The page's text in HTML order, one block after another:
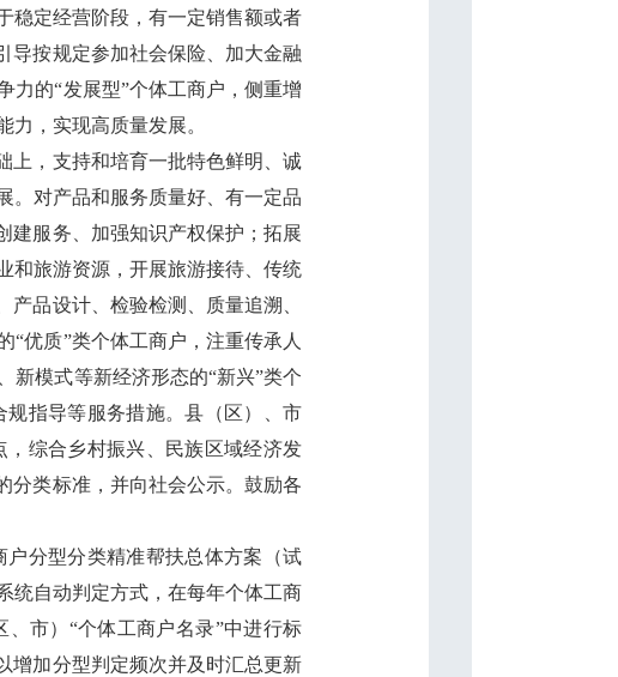
稳定经营阶段，有一定销售额或者
导按规定参加社会保险、加大金融
力的“发展型”个体工商户，侧重增
，实现高质量发展。
，支持和培育一批特色鲜明、诚
。对产品和服务质量好、有一定品
建服务、加强知识产权保护；拓展
和旅游资源，开展旅游接待、传统
品设计、检验检测、质量追溯、
优质”类个体工商户，注重传承人
新模式等新经济形态的“新兴”类个
指导等服务措施。县（区）、市
，综合乡村振兴、民族区域经济发
分类标准，并向社会公示。鼓励各
分型分类精准帮扶总体方案（试
统自动判定方式，在每年个体工商
市）“个体工商户名录”中进行标
增加分型判定频次并及时汇总更新